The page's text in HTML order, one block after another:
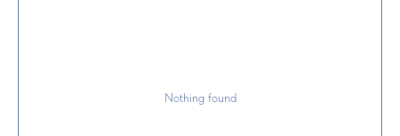
Nothing found